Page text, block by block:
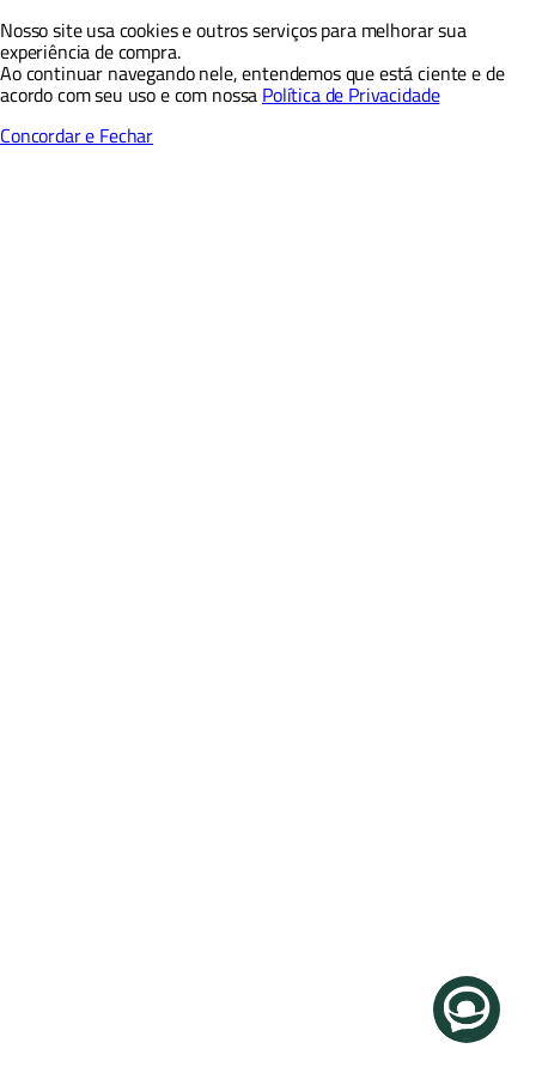
Nosso site usa cookies e outros serviços para melhorar sua
experiência de compra.
Ao continuar navegando nele, entendemos que está ciente e de
acordo com seu uso e com nossa Política de Privacidade
Concordar e Fechar